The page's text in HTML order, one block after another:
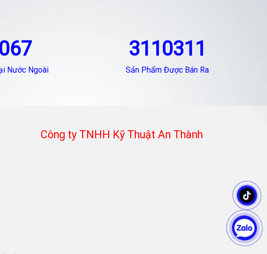
Nước Ngoài
3110311
Sản Phẩm Được Bán Ra
Công ty TNHH Kỹ Thuật An Thành